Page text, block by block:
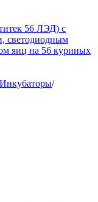
56 ЛЭД) с
светодиодным
яиц на 56 куриных
Инкубаторы/